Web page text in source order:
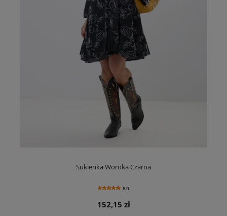
Sukienka Woroka Czarna
5.0
152,15 zł